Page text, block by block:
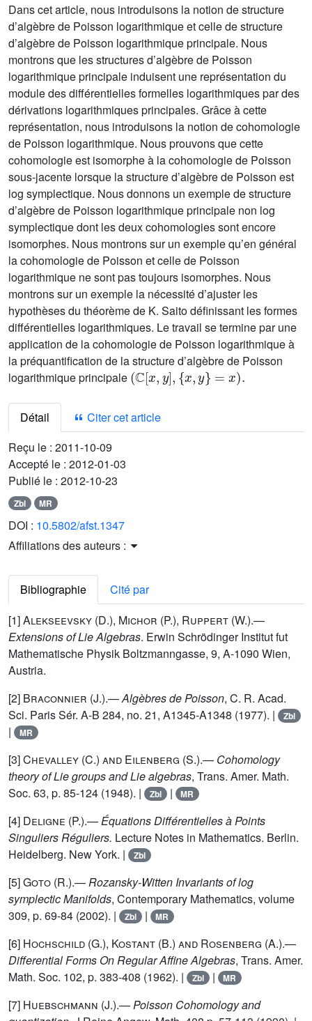
Dans cet article, nous introduisons la notion de structure
d’algèbre de Poisson logarithmique et celle de structure
d’algèbre de Poisson logarithmique principale. Nous
montrons que les structures d’algèbre de Poisson
logarithmique principale induisent une représentation du
module des différentielles formelles logarithmiques par des
dérivations logarithmiques principales. Grâce à cette
représentation, nous introduisons la notion de cohomologie
de Poisson logarithmique. Nous prouvons que cette
cohomologie est isomorphe à la cohomologie de Poisson
sous-jacente lorsque la structure d’algèbre de Poisson est
log symplectique. Nous donnons un exemple de structure
d’algèbre de Poisson logarithmique principale non log
symplectique dont les deux cohomologies sont encore
isomorphes. Nous montrons sur un exemple qu’en général
la cohomologie de Poisson et celle de Poisson
logarithmique ne sont pas toujours isomorphes. Nous
montrons sur un exemple la nécessité d’ajuster les
hypothèses du théorème de K. Saito définissant les formes
différentielles logarithmiques. Le travail se termine par une
application de la cohomologie de Poisson logarithmique à
la préquantification de la structure d’algèbre de Poisson
logarithmique principale
(ℂ[x,y],{x,y}=x).
Détail
Citer cet article
Reçu le : 2011-10-09
Accepté le : 2012-01-03
Publié le : 2012-10-23
Zbl MR
DOI : 10.5802/afst.1347
Affiliations des auteurs :
Bibliographie
Cité par
[1]Alekseevsky (D.), Michor (P.), Ruppert (W.).—
Extensions of Lie Algebras. Erwin Schrödinger Institut fut
Mathematische Physik Boltzmanngasse, 9, A-1090 Wien,
Austria.
[2] Braconnier (J.).—Algèbres de Poisson, C. R. Acad.
Sci. Paris Sér. A-B 284, no. 21, A1345-A1348 (1977). |
Zbl
| MR
[3]Chevalley (C.) and Eilenberg (S.).— Cohomology
theory of Lie groups and Lie algebras, Trans. Amer. Math.
Soc. 63, p. 85-124 (1948). |
Zbl | MR
[4] Deligne (P.).—Équations Différentielles à Points
Singuliers Réguliers. Lecture Notes in Mathematics. Berlin.
Heidelberg. New York. |
Zbl
[5]Goto (R.).—Rozansky-Witten Invariants of log
symplectic Manifolds, Contemporary Mathematics, volume
309, p. 69-84 (2002). |
Zbl | MR
[6] Hochschild (G.), Kostant (B.) and Rosenberg (A.).—
Differential Forms On Regular Affine Algebras, Trans. Amer.
Math. Soc. 102, p. 383-408 (1962). |
Zbl | MR
[7] Huebschmann (J.).—Poisson Cohomology and